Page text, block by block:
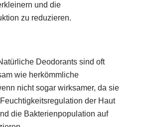
und die
zu reduzieren.
Deodorants sind oft
wie herkömmliche
nicht sogar wirksamer, da sie
der Haut
die Bakterienpopulation auf